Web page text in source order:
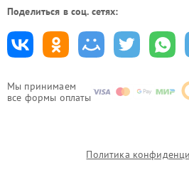
Мы принимаем
все формы оплаты
Поделиться в соц. сетях:
Политика